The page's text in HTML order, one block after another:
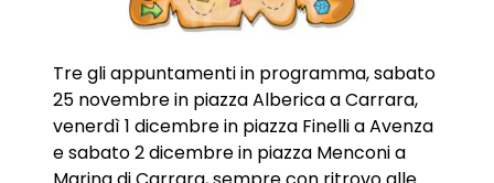
Tre gli appuntamenti in programma, sabato
25 novembre in piazza Alberica a Carrara,
venerdì 1 dicembre in piazza Finelli a Avenza
e sabato 2 dicembre in piazza Menconi a